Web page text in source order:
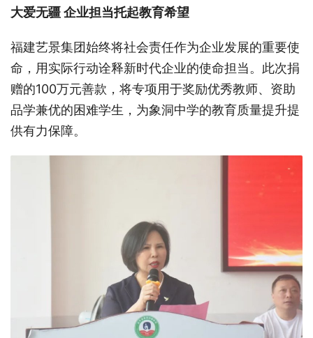
大爱无疆企业担当托起教育希望
福建艺景集团始终将社会责任作为企业发展的重要使
命，用实际行动诠释新时代企业的使命担当。此次捐
赠的100万元善款，将专项用于奖励优秀教师、资助
品学兼优的困难学生，为象洞中学的教育质量提升提
供有力保障。